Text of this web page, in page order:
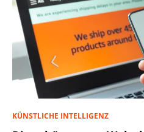
KÜNSTLICHE INTELLIGENZ